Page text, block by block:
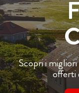
Scopri i
offerti